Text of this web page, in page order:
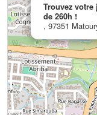
Trouvez
de 260h !
, 97351